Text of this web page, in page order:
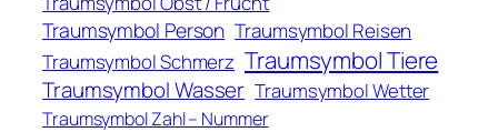
Traumsymbol Person Traumsymbol Reisen
Traumsymbol Schmerz Traumsymbol Tiere
Traumsymbol Wasser Traumsymbol Wetter
Traumsymbol Zahl – Nummer